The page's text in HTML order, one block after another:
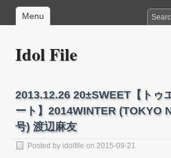
Menu
Idol File
2013.12.26 20±SWEET【トゥ
ート】2014WINTER (TOKYO
号) 渡辺麻友
Posted by idolfile on 2015-09-21